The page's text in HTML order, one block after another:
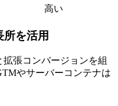
高い
を活用
拡張コンバージョンを組
やサーバーコンテナは